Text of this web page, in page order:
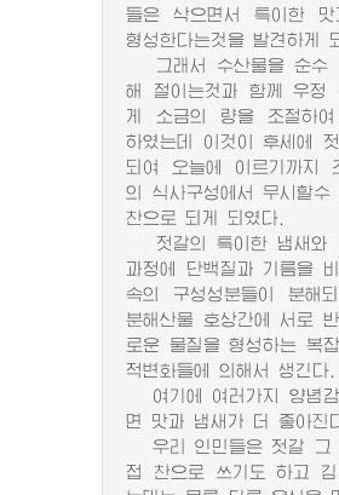
들은 삭으면서 특이한 맛
형성한다는것을 발견하게
그래서 수산물을 순수
해 절이는것과 함께 우정
게 소금의 량을 조절하여
하였는데 이것이 후세에
되여 오늘에 이르기까지
의 식사구성에서 무시할수
찬으로 되게 되였다.
젓갈의 특이한 냄새와
과정에 단백질과 기름을
속의 구성성분들이 분해
분해산물 호상간에 서로
로운 물질을 형성하는 복
적변화들에 의해서 생긴다.
여기에 여러가지 양념
면 맛과 냄새가 더 좋아진
우리 인민들은 젓갈 그
접 찬으로 쓰기도 하고 김